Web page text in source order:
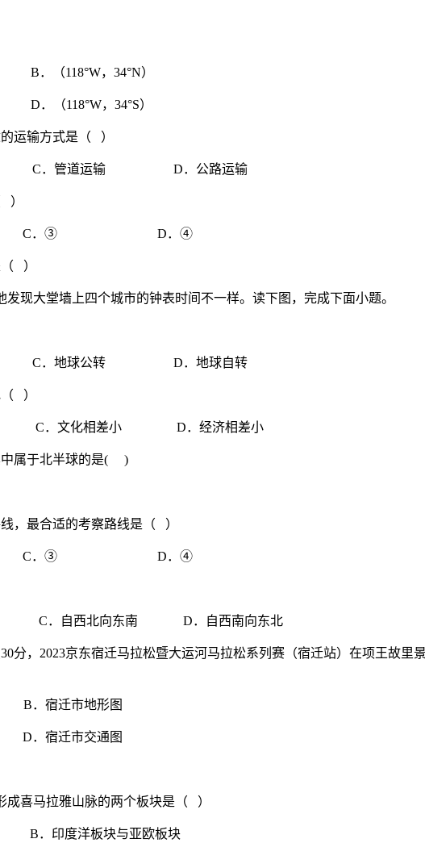
，34°N）
，34°S）
运输方式是（ ）
．管道运输 D．公路运输
（ ）
．③ D．④
）
现大堂墙上四个城市的钟表时间不一样。读下图，完成下面小题。
．地球公转 D．地球自转
）
C．文化相差小 D．经济相差小
中属于北半球的是( )
，最合适的考察路线是（ ）
．③ D．④
C．自西北向东南 D．自西南向东北
分，2023京东宿迁马拉松暨大运河马拉松系列赛（宿迁站）在项王故
市地形图
市交通图
成喜马拉雅山脉的两个板块是（ ）
度洋板块与亚欧板块